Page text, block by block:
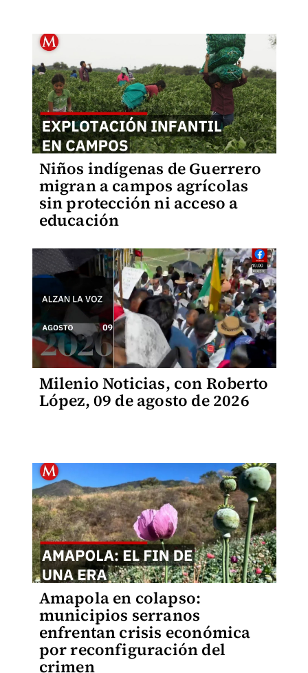
Niños indígenas de Guerrero
migran a campos agrícolas
sin protección ni acceso a
educación
Milenio Noticias, con Roberto
López, 09 de agosto de 2026
Amapola en colapso:
municipios serranos
enfrentan crisis económica
por reconfiguración del
crimen